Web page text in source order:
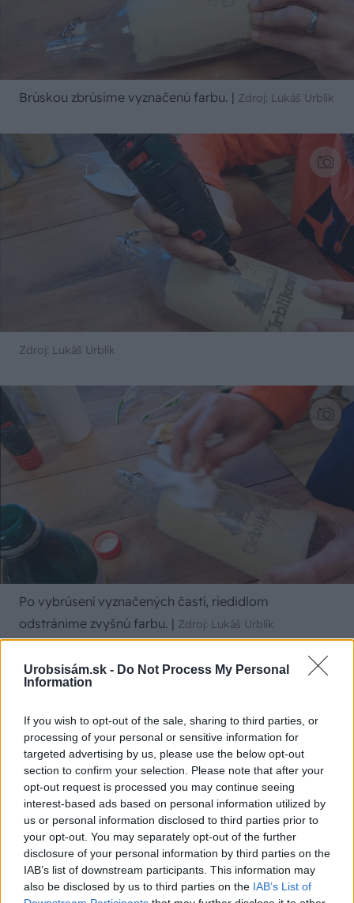
Urobsisám.sk - Do Not Process My Personal
Information
If you wish to opt-out of the sale, sharing to third parties, or
processing of your personal or sensitive information for
targeted advertising by us, please use the below opt-out
section to confirm your selection. Please note that after your
opt-out request is processed you may continue seeing
interest-based ads based on personal information utilized by
us or personal information disclosed to third parties prior to
your opt-out. You may separately opt-out of the further
disclosure of your personal information by third parties on the
IAB’s list of downstream participants. This information may
also be disclosed by us to third parties on the IAB’s List of
Brúskou zbrúsime vyznačenú farbu. | Zdroj: Lukáš Urblík
Zdroj: Lukáš Urblík
Po vybrúsení vyznačených častí, riedidlom
odstránime zvyšnú farbu. | Zdroj: Lukáš Urblík
Zdroj: Lukáš Urblík